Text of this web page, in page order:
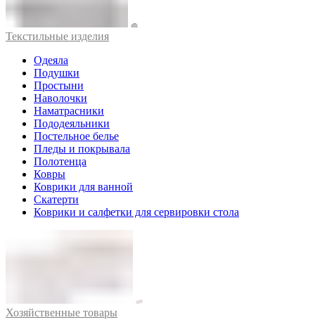
Текстильные изделия
Одеяла
Подушки
Простыни
Наволочки
Наматрасники
Пододеяльники
Постельное белье
Пледы и покрывала
Полотенца
Ковры
Коврики для ванной
Скатерти
Коврики и салфетки для сервировки стола
Хозяйственные товары